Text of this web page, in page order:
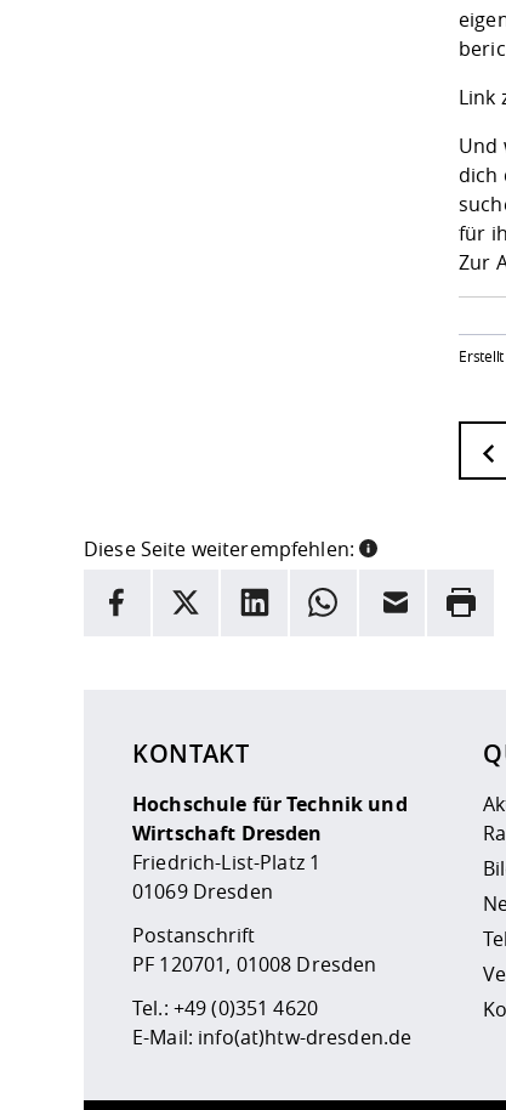
Link
Und
dich
für
Zur
Diese Seite weiterempfehlen:
INFORMATION
Facebook
X LinkedInWhatsappE-Mail Drucken
KONTAKT
Hochschule für Technik und
Wirtschaft Dresden
Friedrich-List-Platz 1
01069 Dresden
Postanschrift
PF 120701, 01008 Dresden
Tel.: +49 (0)351 4620
E-Mail: info(at)htw-dresden.de